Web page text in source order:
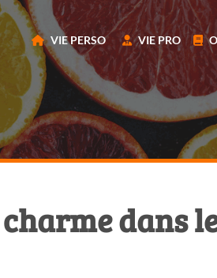
VIE PERSO VIE PRO
dans